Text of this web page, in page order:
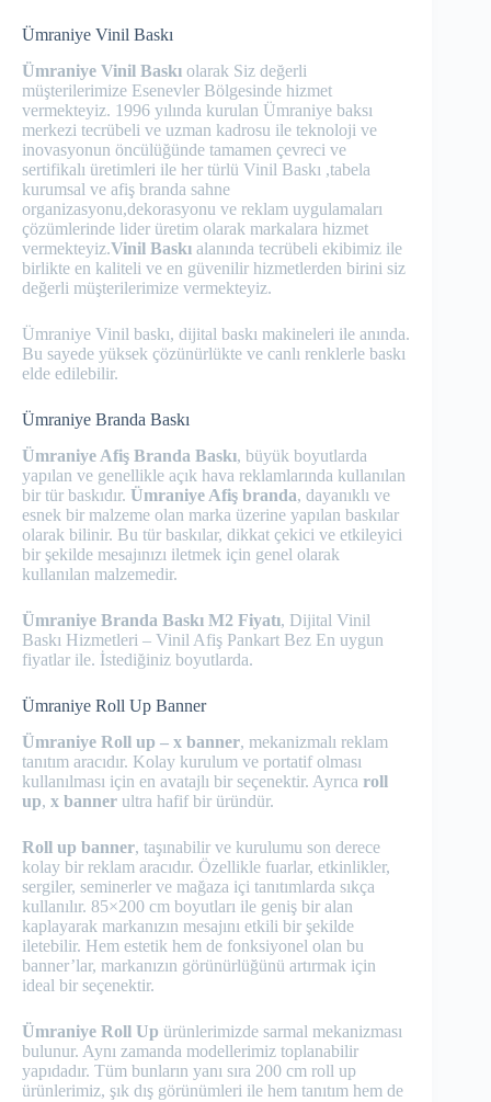
Ümraniye Vinil Baskı
Ümraniye Vinil Baskı olarak Siz değerli
müşterilerimize Esenevler Bölgesinde hizmet
vermekteyiz. 1996 yılında kurulan Ümraniye baksı
merkezi tecrübeli ve uzman kadrosu ile teknoloji ve
inovasyonun öncülüğünde tamamen çevreci ve
sertifikalı üretimleri ile her türlü Vinil Baskı ,tabela
kurumsal ve afiş branda sahne
organizasyonu,dekorasyonu ve reklam uygulamaları
çözümlerinde lider üretim olarak markalara hizmet
vermekteyiz.Vinil Baskı alanında tecrübeli ekibimiz ile
birlikte en kaliteli ve en güvenilir hizmetlerden birini siz
değerli müşterilerimize vermekteyiz.
Ümraniye Vinil baskı, dijital baskı makineleri ile anında.
Bu sayede yüksek çözünürlükte ve canlı renklerle baskı
elde edilebilir.
Ümraniye Branda Baskı
Ümraniye Afiş Branda Baskı, büyük boyutlarda
yapılan ve genellikle açık hava reklamlarında kullanılan
bir tür baskıdır. Ümraniye Afiş branda, dayanıklı ve
esnek bir malzeme olan marka üzerine yapılan baskılar
olarak bilinir. Bu tür baskılar, dikkat çekici ve etkileyici
bir şekilde mesajınızı iletmek için genel olarak
kullanılan malzemedir.
Ümraniye Branda Baskı M2 Fiyatı, Dijital Vinil
Baskı Hizmetleri – Vinil Afiş Pankart Bez En uygun
fiyatlar ile. İstediğiniz boyutlarda.
Ümraniye Roll Up Banner
Ümraniye Roll up – x banner, mekanizmalı reklam
tanıtım aracıdır. Kolay kurulum ve portatif olması
kullanılması için en avatajlı bir seçenektir. Ayrıca roll
up, x banner ultra hafif bir üründür.
Roll up banner, taşınabilir ve kurulumu son derece
kolay bir reklam aracıdır. Özellikle fuarlar, etkinlikler,
sergiler, seminerler ve mağaza içi tanıtımlarda sıkça
kullanılır. 85×200 cm boyutları ile geniş bir alan
kaplayarak markanızın mesajını etkili bir şekilde
iletebilir. Hem estetik hem de fonksiyonel olan bu
banner’lar, markanızın görünürlüğünü artırmak için
ideal bir seçenektir.
Ümraniye Roll Up ürünlerimizde sarmal mekanizması
bulunur. Aynı zamanda modellerimiz toplanabilir
yapıdadır. Tüm bunların yanı sıra 200 cm roll up
ürünlerimiz, şık dış görünümleri ile hem tanıtım hem de